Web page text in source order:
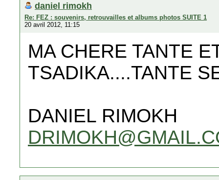
daniel rimokh
Re: FEZ : souvenirs, retrouvailles et albums photos SUITE 1
20 avril 2012, 11:15
MA CHERE TANTE
TSADIKA....TANTE
DANIEL RIMOKH